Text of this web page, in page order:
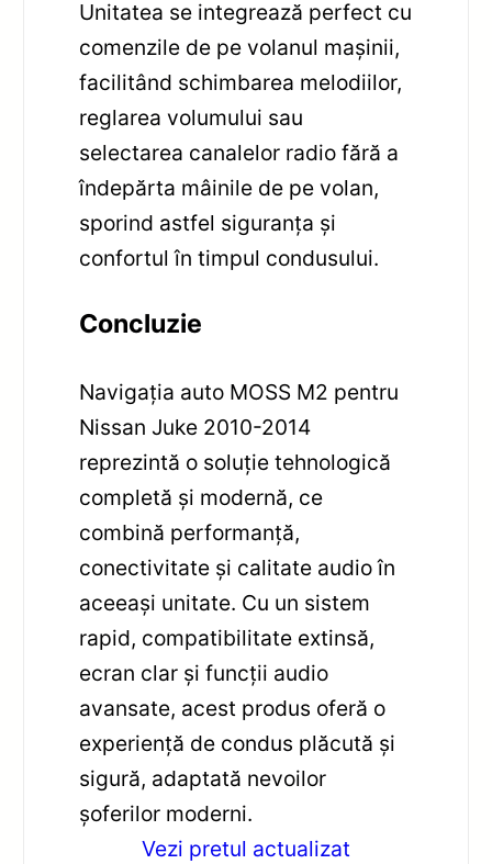
Unitatea se integrează perfect cu
comenzile de pe volanul mașinii,
facilitând schimbarea melodiilor,
reglarea volumului sau
selectarea canalelor radio fără a
îndepărta mâinile de pe volan,
sporind astfel siguranța și
confortul în timpul condusului.
Concluzie
Navigația auto MOSS M2 pentru
Nissan Juke 2010-2014
reprezintă o soluție tehnologică
completă și modernă, ce
combină performanță,
conectivitate și calitate audio în
aceeași unitate. Cu un sistem
rapid, compatibilitate extinsă,
ecran clar și funcții audio
avansate, acest produs oferă o
experiență de condus plăcută și
sigură, adaptată nevoilor
șoferilor moderni.
Vezi pretul actualizat